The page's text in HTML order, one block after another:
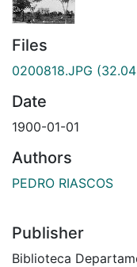
Files
0200818.JPG
Date
1900-01-01
Authors
PEDRO RIASCOS
Publisher
Biblioteca